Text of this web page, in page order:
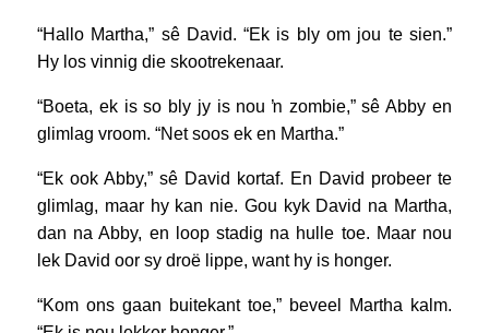
“Hallo Martha,” sê David. “Ek is bly om jou te sien.”
Hy los vinnig die skootrekenaar.
“Boeta, ek is so bly jy is nou ŉ zombie,” sê Abby en
glimlag vroom. “Net soos ek en Martha.”
“Ek ook Abby,” sê David kortaf. En David probeer te
glimlag, maar hy kan nie. Gou kyk David na Martha,
dan na Abby, en loop stadig na hulle toe. Maar nou
lek David oor sy droë lippe, want hy is honger.
“Kom ons gaan buitekant toe,” beveel Martha kalm.